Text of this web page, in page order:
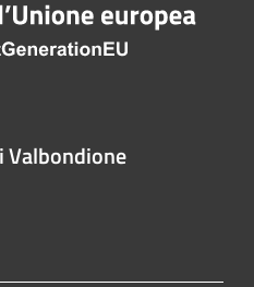
Valbondione